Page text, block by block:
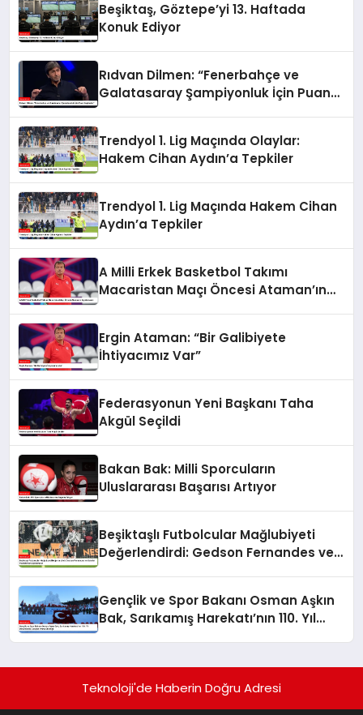
Beşiktaş, Göztepe’yi 13. Haftada
Konuk Ediyor
Rıdvan Dilmen: “Fenerbahçe ve
Galatasaray Şampiyonluk İçin Puan
Trendyol 1. Lig Maçında Olaylar:
Hakem Cihan Aydın’a Tepkiler
Trendyol 1. Lig Maçında Hakem Cihan
Aydın’a Tepkiler
A Milli Erkek Basketbol Takımı
Macaristan Maçı Öncesi Ataman’ın
Ergin Ataman: “Bir Galibiyete
İhtiyacımız Var”
Federasyonun Yeni Başkanı Taha
Akgül Seçildi
Bakan Bak: Milli Sporcuların
Uluslararası Başarısı Artıyor
Beşiktaşlı Futbolcular Mağlubiyeti
Değerlendirdi: Gedson Fernandes ve
Gençlik ve Spor Bakanı Osman Aşkın
Bak, Sarıkamış Harekatı’nın 110. Yıl
Teknoloji'de Haberin Doğru Adresi